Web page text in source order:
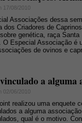
17/08/2010
Associações dessa
dos Criadores de
genética, raça
O Especial Associação é
de ovinos e
a alguma
02/06/2010
realizou uma enquete
a alguma
qual é o motivo.